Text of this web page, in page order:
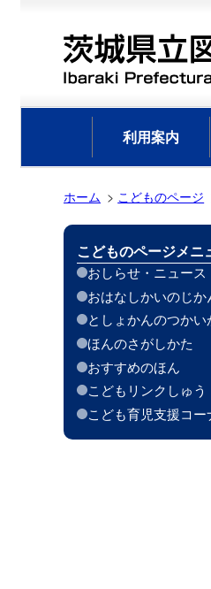
利用案内
ホーム こどものページ
こどものページメニ
おしらせ・ニュース
おはなしかいのじか
としょかんのつかい
ほんのさがしかた
おすすめのほん
こどもリンクしゅう
こども育児支援コー